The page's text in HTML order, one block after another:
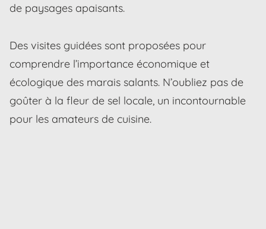
de paysages apaisants.
Des visites guidées sont proposées pour
comprendre l’importance économique et
écologique des marais salants. N’oubliez pas de
goûter à la fleur de sel locale, un incontournable
pour les amateurs de cuisine.